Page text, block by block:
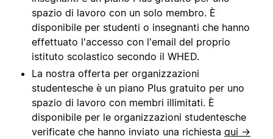
spazio di lavoro con un solo membro. È
disponibile per studenti o insegnanti che hanno
effettuato l'accesso con l'email del proprio
istituto scolastico secondo il WHED.
La nostra offerta per organizzazioni
studentesche è un piano Plus gratuito per uno
spazio di lavoro con membri illimitati. È
disponibile per le organizzazioni studentesche
verificate che hanno inviato una richiesta qui →